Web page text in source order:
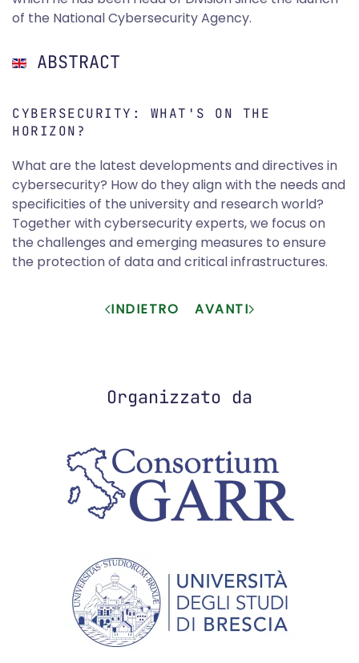
of the National Cybersecurity Agency.
ABSTRACT
CYBERSECURITY: WHAT'S ON THE
HORIZON?
What are the latest developments and directives in
cybersecurity? How do they align with the needs and
specificities of the university and research world?
Together with cybersecurity experts, we focus on
the challenges and emerging measures to ensure
the protection of data and critical infrastructures.
INDIETRO AVANTI
Organizzato da